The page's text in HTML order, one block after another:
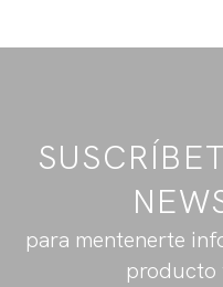
para mentenerte
producto